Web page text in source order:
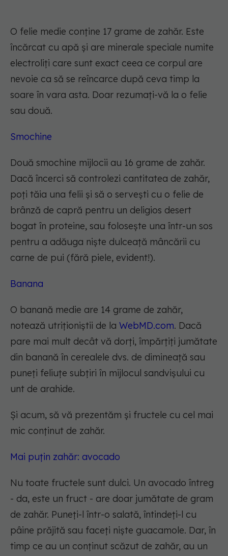
O felie medie conține 17 grame de zahăr. Este
încărcat cu apă și are minerale speciale numite
electroliți care sunt exact ceea ce corpul are
nevoie ca să se reîncarce după ceva timp la
soare în vara asta. Doar rezumați-vă la o felie
sau două.
Smochine
Două smochine mijlocii au 16 grame de zahăr.
Dacă încerci să controlezi cantitatea de zahăr,
poți tăia una felii și să o servești cu o felie de
brânză de capră pentru un deligios desert
bogat în proteine, sau folosește una într-un sos
pentru a adăuga niște dulceață mâncării cu
carne de pui (fără piele, evident!).
Banana
O banană medie are 14 grame de zahăr,
notează utriționiștii de la WebMD.com. Dacă
pare mai mult decât vă dorți, împărțiți jumătate
din banană în cerealele dvs. de dimineață sau
puneți feliuțe subțiri în mijlocul sandvișului cu
unt de arahide.
Și acum, să vă prezentăm și fructele cu cel mai
mic conținut de zahăr.
Mai puțin zahăr: avocado
Nu toate fructele sunt dulci. Un avocado întreg
- da, este un fruct - are doar jumătate de gram
de zahăr. Puneți-l într-o salată, întindeți-l cu
pâine prăjită sau faceți niște guacamole. Dar, în
timp ce au un conținut scăzut de zahăr, au un